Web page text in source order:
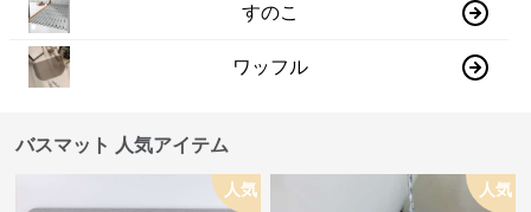
すのこ
ワッフル
バスマット 人気アイテム
人気 人気